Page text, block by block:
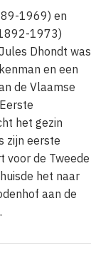
1969) en
1973)
Dhondt was
en een
de Vlaamse
het gezin
zijn eerste
voor de Tweede
het naar
aan de